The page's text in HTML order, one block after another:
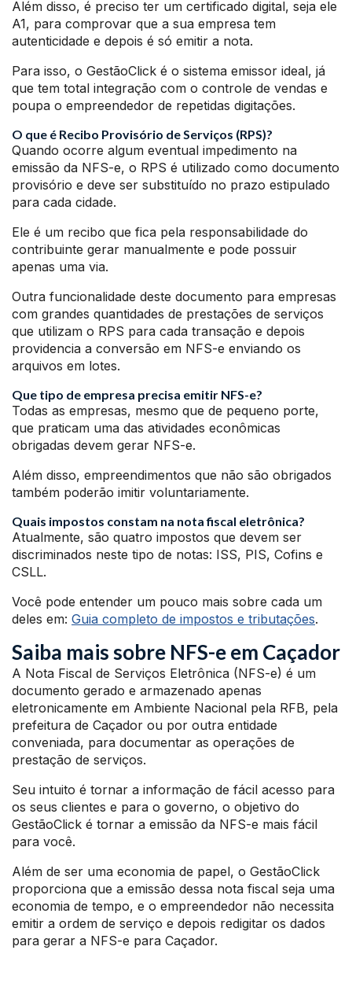
Além disso, é preciso ter um certificado digital, seja ele
A1, para comprovar que a sua empresa tem
autenticidade e depois é só emitir a nota.
Para isso, o GestãoClick é o sistema emissor ideal, já
que tem total integração com o controle de vendas e
poupa o empreendedor de repetidas digitações.
O que é Recibo Provisório de Serviços (RPS)?
Quando ocorre algum eventual impedimento na
emissão da NFS-e, o RPS é utilizado como documento
provisório e deve ser substituído no prazo estipulado
para cada cidade.
Ele é um recibo que fica pela responsabilidade do
contribuinte gerar manualmente e pode possuir
apenas uma via.
Outra funcionalidade deste documento para empresas
com grandes quantidades de prestações de serviços
que utilizam o RPS para cada transação e depois
providencia a conversão em NFS-e enviando os
arquivos em lotes.
Que tipo de empresa precisa emitir NFS-e?
Todas as empresas, mesmo que de pequeno porte,
que praticam uma das atividades econômicas
obrigadas devem gerar NFS-e.
Além disso, empreendimentos que não são obrigados
também poderão imitir voluntariamente.
Quais impostos constam na nota fiscal eletrônica?
Atualmente, são quatro impostos que devem ser
discriminados neste tipo de notas: ISS, PIS, Cofins e
CSLL.
Você pode entender um pouco mais sobre cada um
deles em: Guia completo de impostos e tributações.
Saiba mais sobre NFS-e em Caçador
A Nota Fiscal de Serviços Eletrônica (NFS-e) é um
documento gerado e armazenado apenas
eletronicamente em Ambiente Nacional pela RFB, pela
prefeitura de Caçador ou por outra entidade
conveniada, para documentar as operações de
prestação de serviços.
Seu intuito é tornar a informação de fácil acesso para
os seus clientes e para o governo, o objetivo do
GestãoClick é tornar a emissão da NFS-e mais fácil
para você.
Além de ser uma economia de papel, o GestãoClick
proporciona que a emissão dessa nota fiscal seja uma
economia de tempo, e o empreendedor não necessita
emitir a ordem de serviço e depois redigitar os dados
para gerar a NFS-e para Caçador.